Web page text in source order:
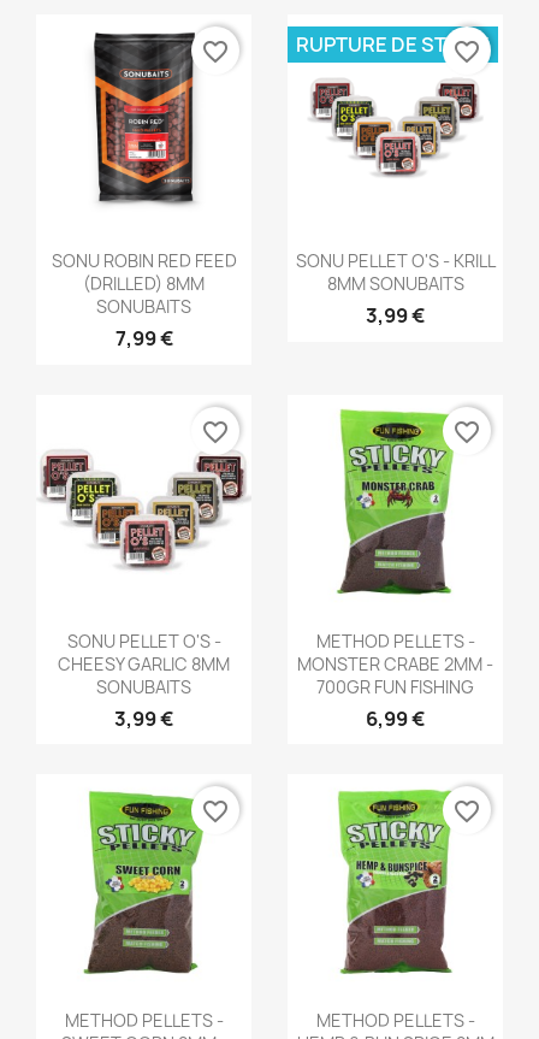
 Aperçu rapide
SONU ROBIN RED FEED
(DRILLED) 8MM
SONUBAITS
7,99 €
favorite_border
Aperçu rapide
SONU PELLET O'S - KRILL
8MM SONUBAITS
3,99 €
RUPTURE DE STOCK
favorite_border
Aperçu rapide
SONU PELLET O'S -
CHEESY GARLIC 8MM
SONUBAITS
3,99 €
favorite_border
Aperçu rapide
METHOD PELLETS -
MONSTER CRABE 2MM -
700GR FUN FISHING
6,99 €
favorite_border
Aperçu rapide
METHOD PELLETS -
favorite_border
Aperçu rapide
METHOD PELLETS -
favorite_border